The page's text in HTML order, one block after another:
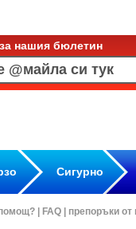
нашия бюлетин
Сигурно
FAQ препоръки от